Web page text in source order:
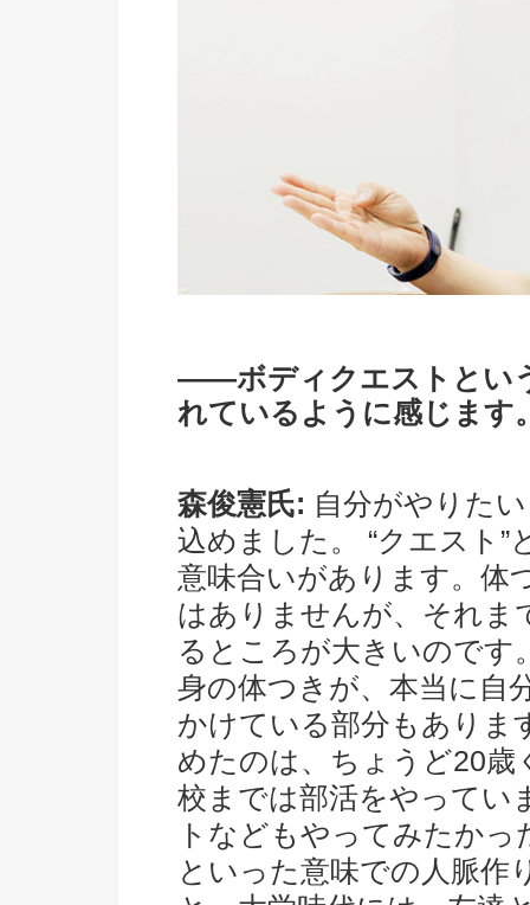
――ボディクエストとい
れているように感じます
森俊憲氏: 自分がやりた
込めました。 “クエスト”
意味合いがあります。体
はありませんが、それま
るところが大きいのです
身の体つきが、本当に自
かけている部分もありま
めたのは、ちょうど20歳
校までは部活をやってい
トなどもやってみたか
といった意味での人脈作